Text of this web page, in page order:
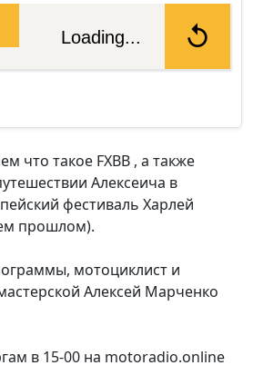
Loading...
что такое FXBB , а также
Алексеича в
фестиваль Харлей
прошлом).
мотоциклист и
Алексей Марченко
в 15-00 на motoradio.online